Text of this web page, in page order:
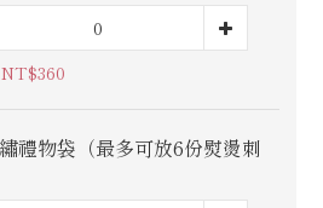
禮物袋（最多可放6份熨燙刺